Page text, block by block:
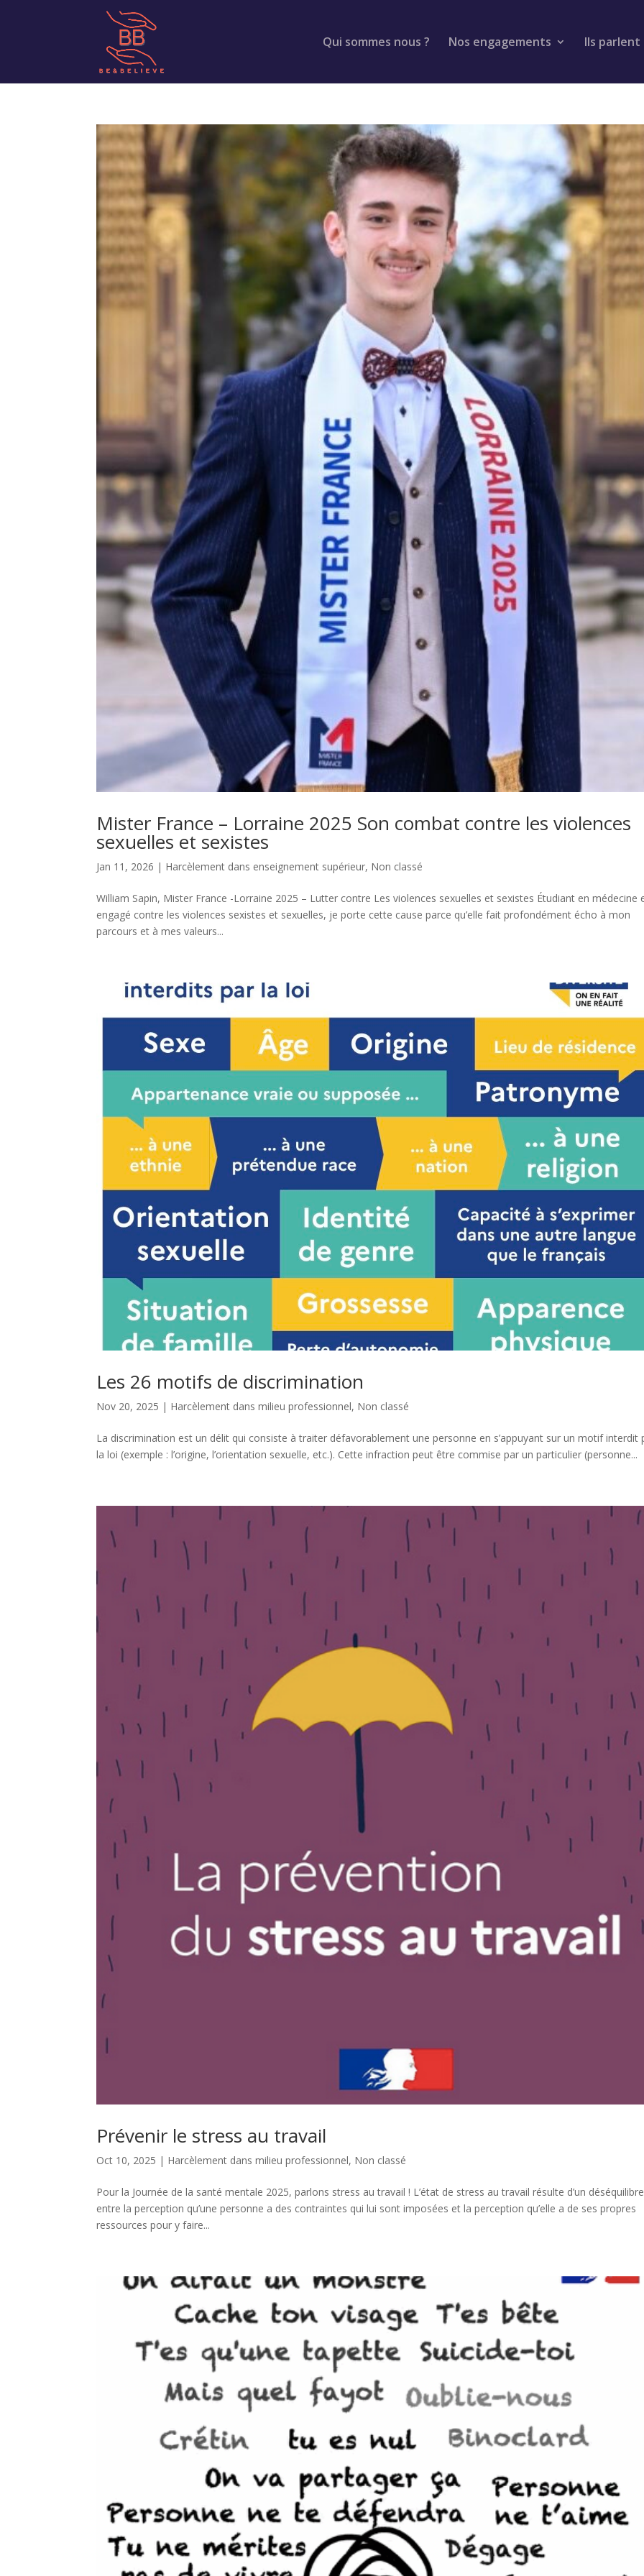
Qui sommes nous ? Nos engagements Ils parlent
Mister France – Lorraine 2025 Son combat contre les violences
sexuelles et sexistes
Jan 11, 2026 | Harcèlement dans enseignement supérieur, Non classé
William Sapin, Mister France -Lorraine 2025 – Lutter contre Les violences sexuelles et sexistes Étudiant en médecine
engagé contre les violences sexistes et sexuelles, je porte cette cause parce qu’elle fait profondément écho à mon
parcours et à mes valeurs...
Les 26 motifs de discrimination
Nov 20, 2025 | Harcèlement dans milieu professionnel, Non classé
La discrimination est un délit qui consiste à traiter défavorablement une personne en s’appuyant sur un motif interdit
la loi (exemple : l’origine, l’orientation sexuelle, etc.). Cette infraction peut être commise par un particulier (personne...
Prévenir le stress au travail
Oct 10, 2025 | Harcèlement dans milieu professionnel, Non classé
Pour la Journée de la santé mentale 2025, parlons stress au travail ! L’état de stress au travail résulte d’un déséquilibre
entre la perception qu’une personne a des contraintes qui lui sont imposées et la perception qu’elle a de ses propres
ressources pour y faire...